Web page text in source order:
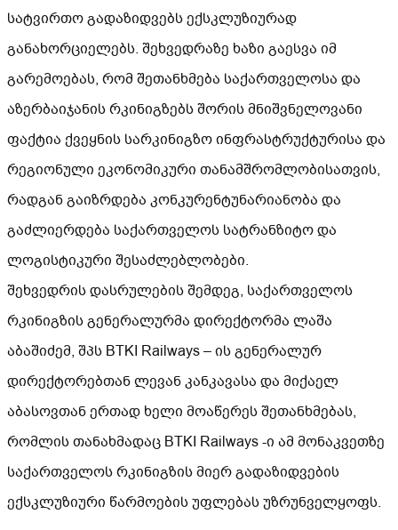
სატვირთო გადაზიდვებს ექსკლუზიურად
განახორციელებს. შეხვედრაზე ხაზი გაესვა იმ
გარემოებას, რომ შეთანხმება საქართველოსა და
აზერბაიჯანის რკინიგზებს შორის მნიშვნელოვანი
ფაქტია ქვეყნის სარკინიგზო ინფრასტრუქტურისა და
რეგიონული ეკონომიკური თანამშრომლობისათვის,
რადგან გაიზრდება კონკურენტუნარიანობა და
გაძლიერდება საქართველოს სატრანზიტო და
ლოგისტიკური შესაძლებლობები.
შეხვედრის დასრულების შემდეგ, საქართველოს
რკინიგზის გენერალურმა დირექტორმა ლაშა
აბაშიძემ, შპს BTKI Railways – ის გენერალურ
დირექტორებთან ლევან კანკავასა და მიქაელ
აბასოვთან ერთად ხელი მოაწერეს შეთანხმებას,
რომლის თანახმადაც BTKI Railways -ი ამ მონაკვეთზე
საქართველოს რკინიგზის მიერ გადაზიდვების
ექსკლუზიური წარმოების უფლებას უზრუნველყოფს.